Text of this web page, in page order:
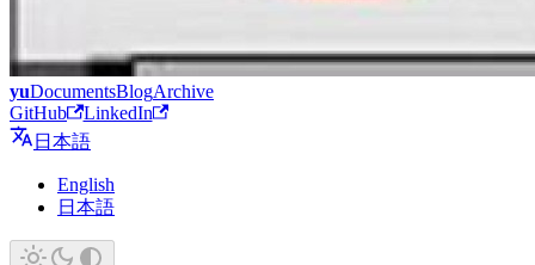
yuDocumentsBlogArchive
GitHub
LinkedIn
日本語
English
日本語